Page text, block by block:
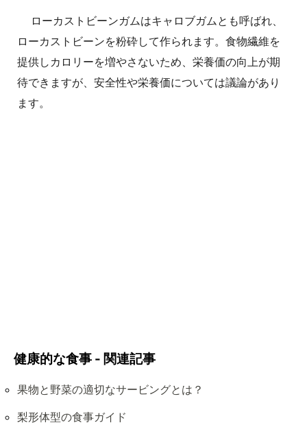
ローカストビーンガムはキャロブガムとも呼ばれ、
ローカストビーンを粉砕して作られます。食物繊維を
提供しカロリーを増やさないため、栄養価の向上が期
待できますが、安全性や栄養価については議論があり
ます。
健康的な食事 - 関連記事
果物と野菜の適切なサービングとは？
梨形体型の食事ガイド